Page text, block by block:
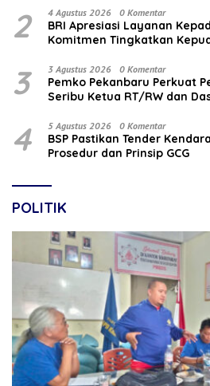
2 4 Agustus 2026 0 Komentar
BRI Apresiasi Layanan
Komitmen Tingkatkan
3 3 Agustus 2026 0 Komentar
Pemko Pekanbaru Perkuat
Seribu Ketua RT/RW dan
4 5 Agustus 2026 0 Komentar
BSP Pastikan Tender
Prosedur dan Prinsip GCG
POLITIK